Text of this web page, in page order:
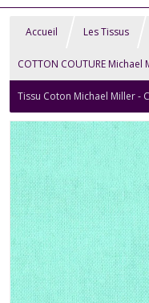
Accueil Les Tissus
COTTON COUTURE Michael
Tissu Coton Michael Miller -